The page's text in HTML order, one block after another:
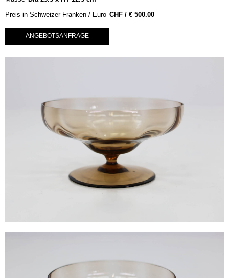
Preis in Schweizer Franken / Euro
€ 500.00
ANGEBOTSANFRAGE